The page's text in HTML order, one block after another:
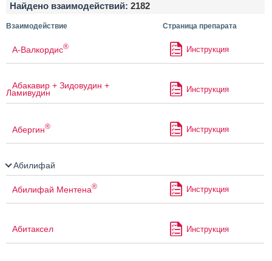
Найдено взаимодействий: 2182
Взаимодействие Страница препарата
А-Валкордис® Инструкция
Абакавир + Зидовудин +
Ламивудин Инструкция
Абергин® Инструкция
Абилифай
Абилифай Ментена® Инструкция
Абитаксел Инструкция